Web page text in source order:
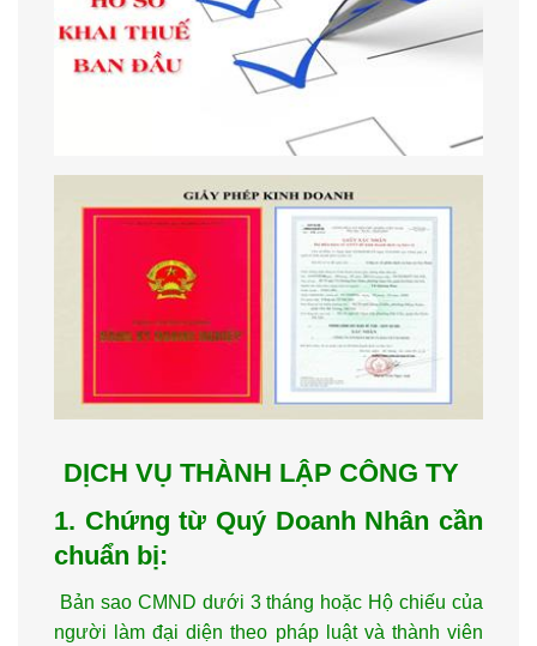
DỊCH VỤ THÀNH LẬP CÔNG TY
1. Chứng từ Quý Doanh Nhân cần
chuẩn bị:
Bản sao CMND dưới 3 tháng hoặc Hộ chiếu của
người làm đại diện theo pháp luật và thành viên